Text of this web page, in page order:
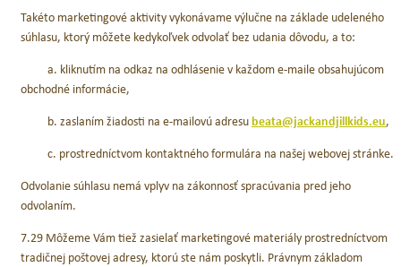
Takéto marketingové aktivity vykonávame výlučne na základe udeleného
súhlasu, ktorý môžete kedykoľvek odvolať bez udania dôvodu, a to:
a. kliknutím na odkaz na odhlásenie v každom e-maile obsahujúcom
obchodné informácie,
b. zaslaním žiadosti na e-mailovú adresubeata@jackandjillkids.eu,
c. prostredníctvom kontaktného formulára na našej webovej stránke.
Odvolanie súhlasu nemá vplyv na zákonnosť spracúvania pred jeho
odvolaním.
7.29 Môžeme Vám tiež zasielať marketingové materiály prostredníctvom
tradičnej poštovej adresy, ktorú ste nám poskytli. Právnym základom